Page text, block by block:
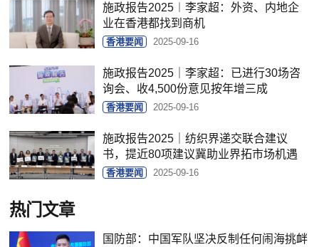
施政报告2025︱李家超：外资、内地企
业在香港都找到商机
香港要闻 2025-09-16
施政报告2025｜李家超：已进行30场咨
询会、收4,500份意见按年增三成
香港要闻 2025-09-16
施政报告2025｜纺织界递交联合建议
书，提近80项建议冀助业界拓市场机遇
香港要闻 2025-09-16
热门文章
国防部：中国军队坚决反制任何闹海挑衅